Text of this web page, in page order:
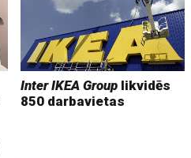
Inter IKEA Group likvidēs
850 darbavietas